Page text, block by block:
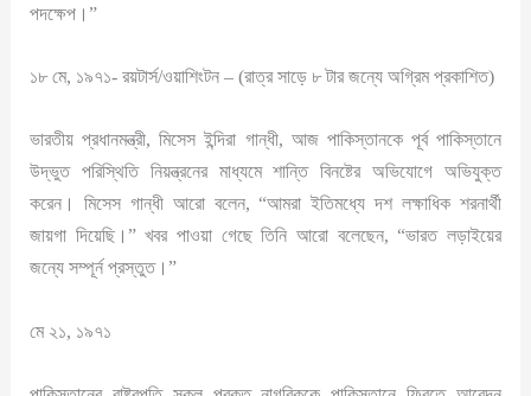
পদক্ষেপ।”
১৮ মে, ১৯৭১- রয়টার্স/ওয়াশিংটন – (রাত্র সাড়ে ৮ টার জন্যে অগ্রিম প্রকাশিত)
ভারতীয় প্রধানমন্ত্রী, মিসেস ইন্দিরা গান্ধী, আজ পাকিস্তানকে পূর্ব পাকিস্তানে
উদ্ভুত পরিস্থিতি নিয়ন্ত্রনের মাধ্যমে শান্তি বিনষ্টের অভিযোগে অভিযুক্ত
করেন। মিসেস গান্ধী আরো বলেন, “আমরা ইতিমধ্যে দশ লক্ষাধিক শরনার্থী
জায়গা দিয়েছি।” খবর পাওয়া গেছে তিনি আরো বলেছেন, “ভারত লড়াইয়ের
জন্যে সম্পূর্ন প্রস্তুত।”
মে ২১, ১৯৭১